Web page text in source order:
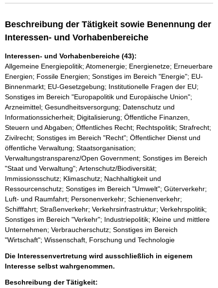
Beschreibung der Tätigkeit sowie Benennung der
Interessen- und Vorhabenbereiche
Interessen- und Vorhabenbereiche (43):
Allgemeine Energiepolitik; Atomenergie; Energienetze; Erneuerbare
Energien; Fossile Energien; Sonstiges im Bereich "Energie"; EU-
Binnenmarkt; EU-Gesetzgebung; Institutionelle Fragen der EU;
Sonstiges im Bereich "Europapolitik und Europäische Union";
Arzneimittel; Gesundheitsversorgung; Datenschutz und
Informationssicherheit; Digitalisierung; Öffentliche Finanzen,
Steuern und Abgaben; Öffentliches Recht; Rechtspolitik; Strafrecht;
Zivilrecht; Sonstiges im Bereich "Recht"; Öffentlicher Dienst und
öffentliche Verwaltung; Staatsorganisation;
Verwaltungstransparenz/Open Government; Sonstiges im Bereich
"Staat und Verwaltung"; Artenschutz/Biodiversität;
Immissionsschutz; Klimaschutz; Nachhaltigkeit und
Ressourcenschutz; Sonstiges im Bereich "Umwelt"; Güterverkehr;
Luft- und Raumfahrt; Personenverkehr; Schienenverkehr;
Schifffahrt; Straßenverkehr; Verkehrsinfrastruktur; Verkehrspolitik;
Sonstiges im Bereich "Verkehr"; Industriepolitik; Kleine und mittlere
Unternehmen; Verbraucherschutz; Sonstiges im Bereich
"Wirtschaft"; Wissenschaft, Forschung und Technologie
Die Interessenvertretung wird ausschließlich in eigenem
Interesse selbst wahrgenommen.
Beschreibung der Tätigkeit: